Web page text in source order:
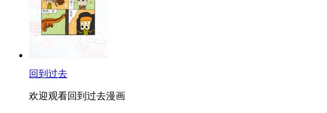
回到过去
欢迎观看回到过去漫画